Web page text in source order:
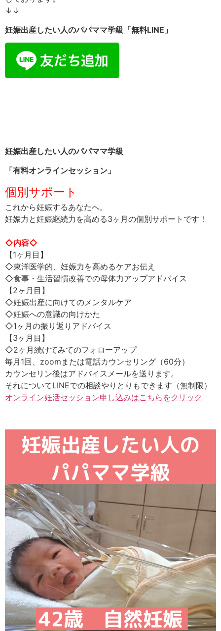
↓↓
妊娠出産したい人のパパママ学級「無料LINE」
妊娠出産したい人のパパママ学級
「有料オンラインセッション」
個別サポート
これから妊娠するあなたへ。
妊娠力と妊娠継続力を高める3ヶ月の個別サポートです！
◇内容◇
【1ヶ月目】
◇東洋医学的、妊娠力を高めるケアお伝え
◇食事・生活習慣改善での母体力アップアドバイス
【2ヶ月目】
◇妊娠出産に向けてのメンタルケア
◇妊娠への意識の向けかた
◇1ヶ月の振り返りアドバイス
【3ヶ月目】
◇2ヶ月続けてみてのフォローアップ
毎月1回、zoomまたは電話カウンセリング（60分）
カウンセリン後はアドバイスメールを送ります。
それについてLINEでの相談やりとりもできます（無制限）
オンライン妊活セッション申し込みはこちらをクリック